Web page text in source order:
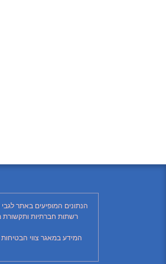
הנתונים המופיעים באתר
המידע במאגר צווי